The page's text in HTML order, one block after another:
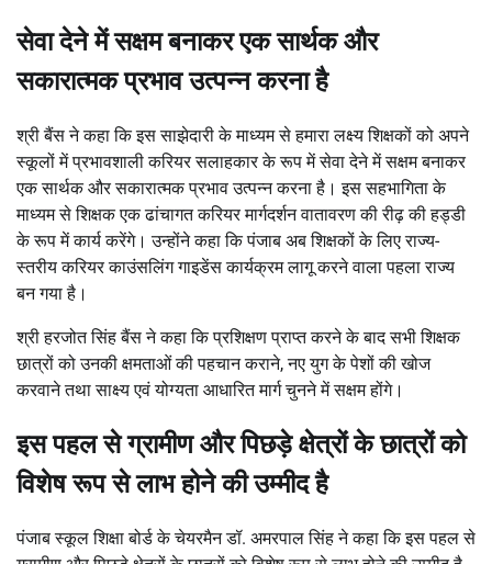
सेवा देने में सक्षम बनाकर एक सार्थक और
सकारात्मक प्रभाव उत्पन्न करना है
श्री बैंस ने कहा कि इस साझेदारी के माध्यम से हमारा लक्ष्य शिक्षकों को अपने
स्कूलों में प्रभावशाली करियर सलाहकार के रूप में सेवा देने में सक्षम बनाकर
एक सार्थक और सकारात्मक प्रभाव उत्पन्न करना है। इस सहभागिता के
माध्यम से शिक्षक एक ढांचागत करियर मार्गदर्शन वातावरण की रीढ़ की हड्डी
के रूप में कार्य करेंगे। उन्होंने कहा कि पंजाब अब शिक्षकों के लिए राज्य-
स्तरीय करियर काउंसलिंग गाइडेंस कार्यक्रम लागू करने वाला पहला राज्य
बन गया है।
श्री हरजोत सिंह बैंस ने कहा कि प्रशिक्षण प्राप्त करने के बाद सभी शिक्षक
छात्रों को उनकी क्षमताओं की पहचान कराने, नए युग के पेशों की खोज
करवाने तथा साक्ष्य एवं योग्यता आधारित मार्ग चुनने में सक्षम होंगे।
इस पहल से ग्रामीण और पिछड़े क्षेत्रों के छात्रों को
विशेष रूप से लाभ होने की उम्मीद है
पंजाब स्कूल शिक्षा बोर्ड के चेयरमैन डॉ. अमरपाल सिंह ने कहा कि इस पहल से